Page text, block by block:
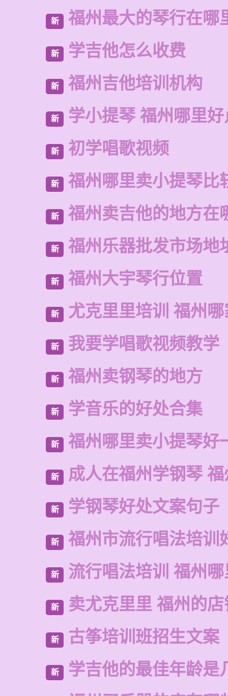
新 福州最大的琴行在哪
新 学吉他怎么收费
新 福州吉他培训机构
新 学小提琴 福州哪里
新 初学唱歌视频
新 福州哪里卖小提琴比
新 福州卖吉他的地方在
新 福州乐器批发市场地
新 福州大宇琴行位置
新 尤克里里培训 福州
新 我要学唱歌视频教学
新 福州卖钢琴的地方
新 学音乐的好处合集
新 福州哪里卖小提琴好
新 成人在福州学钢琴
新 学钢琴好处文案句子
新 福州市流行唱法培训
新 流行唱法培训 福州
新 卖尤克里里 福州的店
新 古筝培训班招生文案
新
学吉他的最佳年龄是